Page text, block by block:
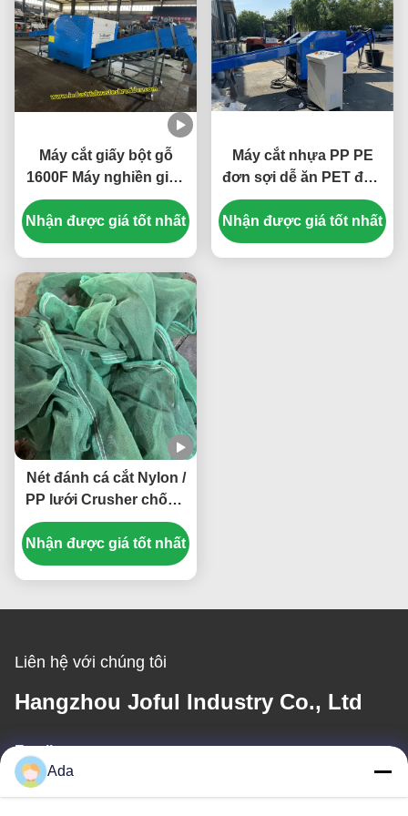
Sacks Shredder
Máy cắt giấy bột gỗ
1600F Máy nghiền giấy
rác với 1000kg / h
Capacity And
Customized Conveyor
Nhận được giá tốt nhất
Máy cắt nhựa PP PE
đơn sợi dễ ăn PET đơn
sợi máy nghiền hiệu
suất làm việc cao
Nhận được giá tốt nhất
Nét đánh cá cắt Nylon /
PP lưới Crusher chống
cuộn bóng lưới nghiền
tùy chỉnh
Nhận được giá tốt nhất
Liên hệ với chúng tôi
Hangzhou Joful Industry Co., Ltd
Email
Ada